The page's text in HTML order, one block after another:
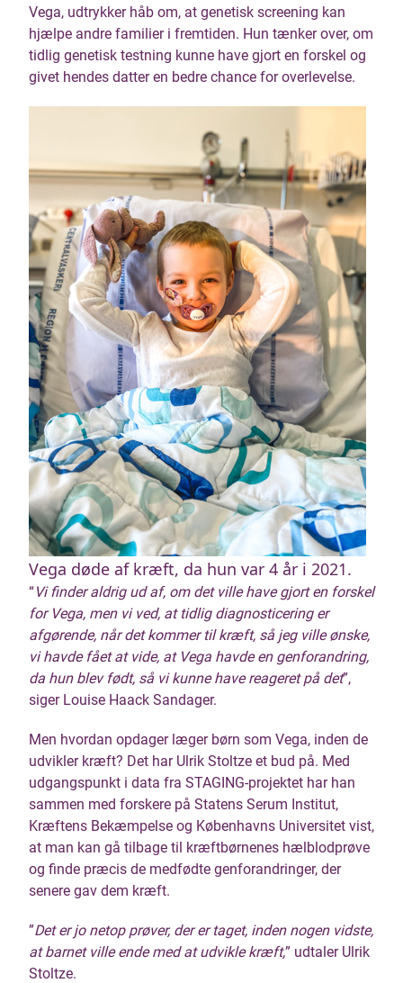
Vega, udtrykker håb om, at genetisk screening kan
hjælpe andre familier i fremtiden. Hun tænker over, om
tidlig genetisk testning kunne have gjort en forskel og
givet hendes datter en bedre chance for overlevelse.
Vega døde af kræft, da hun var 4 år i 2021.
“Vi finder aldrig ud af, om det ville have gjort en forskel
for Vega, men vi ved, at tidlig diagnosticering er
afgørende, når det kommer til kræft, så jeg ville ønske,
vi havde fået at vide, at Vega havde en genforandring,
da hun blev født, så vi kunne have reageret på det”,
siger Louise Haack Sandager.
Men hvordan opdager læger børn som Vega, inden de
udvikler kræft? Det har Ulrik Stoltze et bud på. Med
udgangspunkt i data fra STAGING-projektet har han
sammen med forskere på Statens Serum Institut,
Kræftens Bekæmpelse og Københavns Universitet vist,
at man kan gå tilbage til kræftbørnenes hælblodprøve
og finde præcis de medfødte genforandringer, der
senere gav dem kræft.
”Det er jo netop prøver, der er taget, inden nogen vidste,
at barnet ville ende med at udvikle kræft,” udtaler Ulrik
Stoltze.